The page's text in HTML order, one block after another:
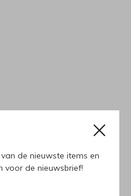
de nieuwste items en
voor de nieuwsbrief!